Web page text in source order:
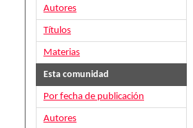
Autores
Títulos
Materias
Esta comunidad
Por fecha de publicación
Autores